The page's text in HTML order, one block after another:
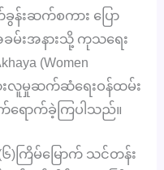
ခွန်းဆက်စကား ပြော
ခမ်းအနားသို့ ကုသရေး
(Women
ေးလူမှုဆက်ဆံရေးဝန်ထမ်း
ရောက်ခဲ့ကြပါသည်။
ကြိမ်မြောက် သင်တန်း